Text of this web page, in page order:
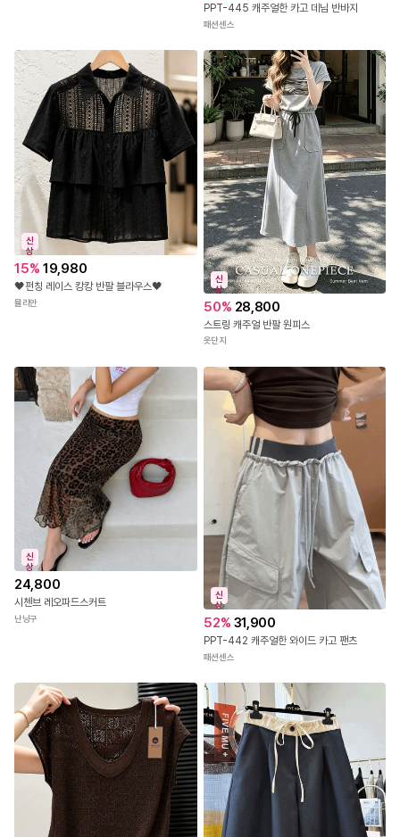
PPT-445 캐주얼한 카고 데님 반바지
패션센스
신
상
15% 19,980
🖤펀칭 레이스 캉캉 반팔 블라우스🖤
뮬리안
신
상
50% 28,800
스트링 캐주얼 반팔 원피스
옷단지
신
상
24,800
시첸브 레오파드스커트
난닝구
신
상
52% 31,900
PPT-442 캐주얼한 와이드 카고 팬츠
패션센스